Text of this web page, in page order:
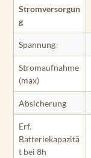
Stromversorgun
g
Spannung
Stromaufnahme
(max)
Absicherung
Erf.
Batteriekapazitä
t bei 8h